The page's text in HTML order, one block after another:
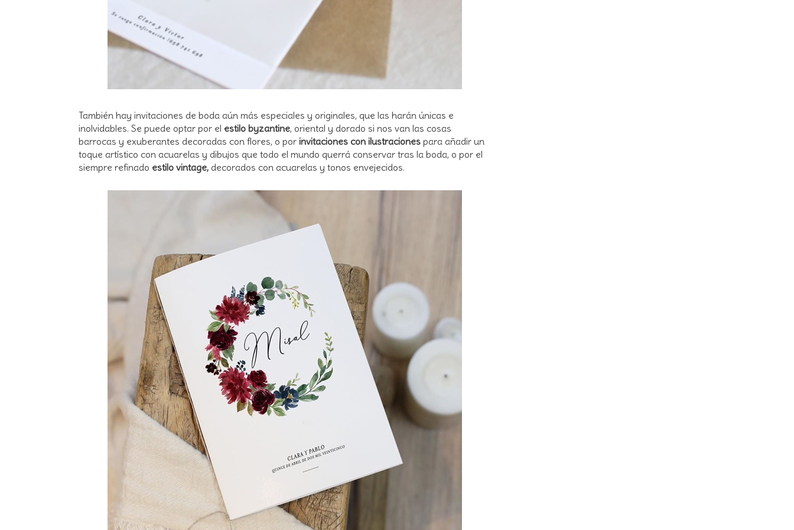
También hay invitaciones de boda aún más especiales y originales, que las harán únicas e
inolvidables. Se puede optar por el estilo byzantine, oriental y dorado si nos van las cosas
barrocas y exuberantes decoradas con flores, o por invitaciones con ilustraciones para añadir un
toque artístico con acuarelas y dibujos que todo el mundo querrá conservar tras la boda, o por el
siempre refinado estilo vintage, decorados con acuarelas y tonos envejecidos.